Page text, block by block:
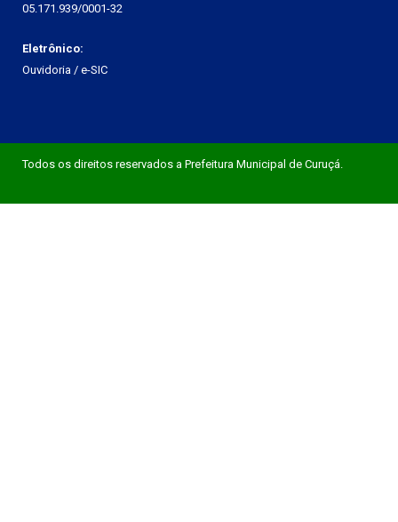
05.171.939/0001-32
Eletrônico:
Ouvidoria / e-SIC
Todos os direitos reservados a Prefeitura Municipal de Curuçá.